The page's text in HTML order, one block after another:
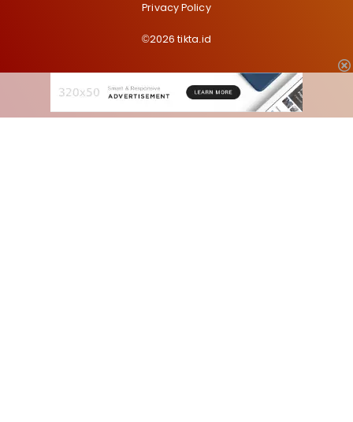
Privacy Policy
©2026 tikta.id